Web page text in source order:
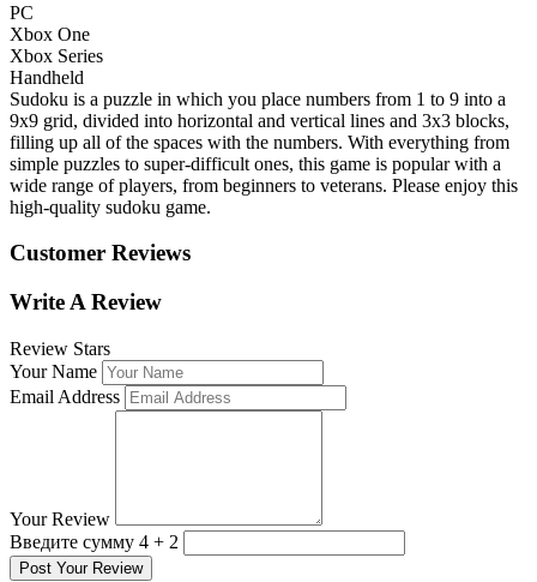
PC
Xbox One
Xbox Series
Handheld
Sudoku is a puzzle in which you place numbers from 1 to 9 into a
9x9 grid, divided into horizontal and vertical lines and 3x3 blocks,
filling up all of the spaces with the numbers. With everything from
simple puzzles to super-difficult ones, this game is popular with a
wide range of players, from beginners to veterans. Please enjoy this
high-quality sudoku game.
Customer Reviews
Write A Review
Review Stars
Your Name
Email Address
Your Review
Введите сумму 4 + 2
Post Your Review